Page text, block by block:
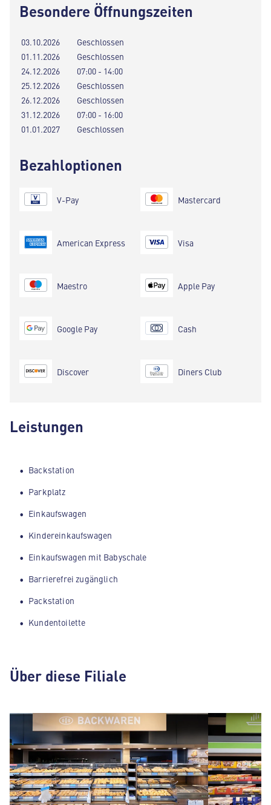
Besondere Öffnungszeiten
03.10.2026
Geschlossen
01.11.2026
Geschlossen
24.12.2026
07:00 - 14:00
25.12.2026
Geschlossen
26.12.2026
Geschlossen
31.12.2026
07:00 - 16:00
01.01.2027
Geschlossen
Bezahloptionen
V-Pay
American Express
Maestro
Google Pay
Discover
Mastercard
Visa
Apple Pay
Cash
Diners Club
Leistungen
Backstation
Parkplatz
Einkaufswagen
Kindereinkaufswagen
Einkaufswagen mit Babyschale
Barrierefrei zugänglich
Packstation
Kundentoilette
Über diese Filiale